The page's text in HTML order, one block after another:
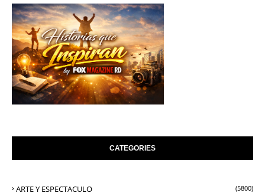
CATEGORIES
ARTE Y ESPECTACULO (5800)